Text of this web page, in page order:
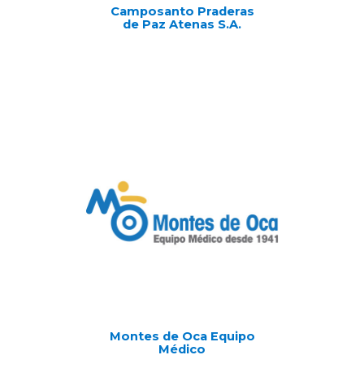
Camposanto Praderas
de Paz Atenas S.A.
Montes de Oca Equipo
Médico